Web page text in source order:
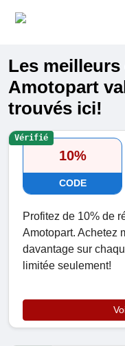
Les
Amotopart
trouvés ici!
10%
CODE
Profitez de 10% de
Amotopart. Achetez
davantage sur
limitée seulement!
Vérifié